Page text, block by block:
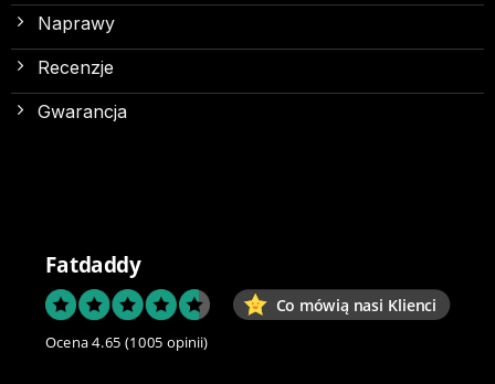
Naprawy
Recenzje
Gwarancja
Fatdaddy
Co mówią nasi Klienci
Ocena 4.65 (1005 opinii)